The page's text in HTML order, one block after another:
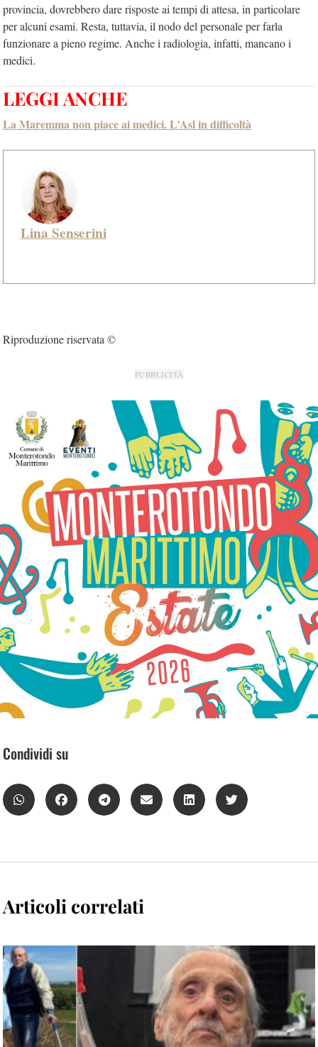
provincia, dovrebbero dare risposte ai tempi di attesa, in particolare
per alcuni esami. Resta, tuttavia, il nodo del personale per farla
funzionare a pieno regime. Anche i radiologia, infatti, mancano i
medici.
LEGGI ANCHE
La Maremma non piace ai medici. L’Asl in difficoltà
Lina Senserini
Riproduzione riservata ©
PUBBLICITÀ
Condividi su
Articoli correlati